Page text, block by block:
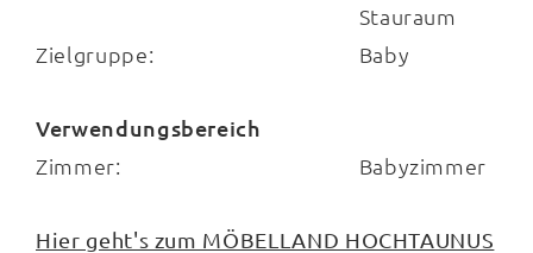
Stauraum
Zielgruppe:
Baby
Verwendungsbereich
Zimmer:
Babyzimmer
Hier geht's zum MÖBELLAND HOCHTAUNUS